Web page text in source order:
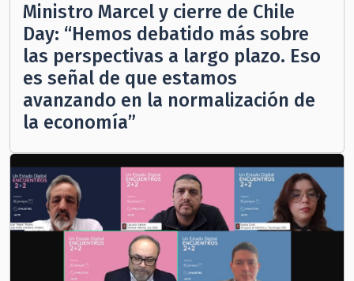
Ministro Marcel y cierre de Chile
Day: “Hemos debatido más sobre
las perspectivas a largo plazo. Eso
es señal de que estamos
avanzando en la normalización de
la economía”